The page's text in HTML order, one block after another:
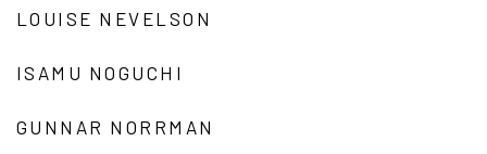
LOUISE NEVELSON
ISAMU NOGUCHI
GUNNAR NORRMAN